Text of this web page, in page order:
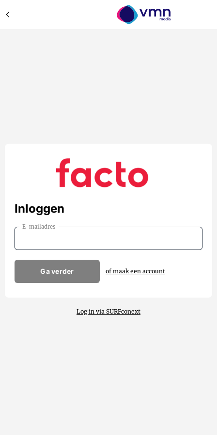
Inloggen
E-mailadres
Ga verder of maak een account
Log in via SURFconext